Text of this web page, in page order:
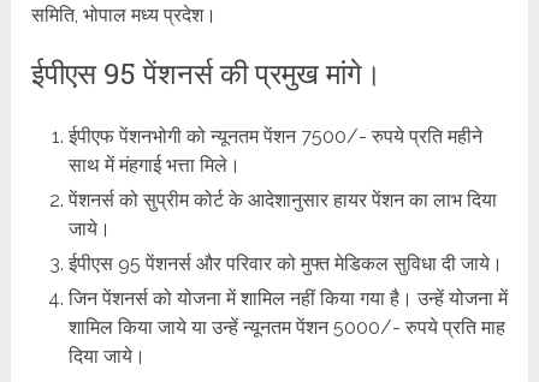
समिति, भोपाल मध्य प्रदेश।
ईपीएस 95 पेंशनर्स की प्रमुख मांगे।
ईपीएफ पेंशनभोगी को न्यूनतम पेंशन 7500/- रुपये प्रति महीने
साथ में मंहगाई भत्ता मिले।
पेंशनर्स को सुप्रीम कोर्ट के आदेशानुसार हायर पेंशन का लाभ दिया
जाये।
ईपीएस 95 पेंशनर्स और परिवार को मुफ्त मेडिकल सुविधा दी जाये।
जिन पेंशनर्स को योजना में शामिल नहीं किया गया है। उन्हें योजना में
शामिल किया जाये या उन्हें न्यूनतम पेंशन 5000/- रुपये प्रति माह
दिया जाये।